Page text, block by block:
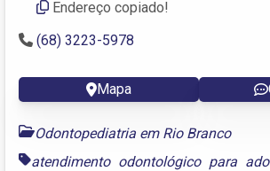
Endereço copiado!
(68) 3223-5978
Mapa
Odontopediatria em Rio Branco
atendimento odontológico para